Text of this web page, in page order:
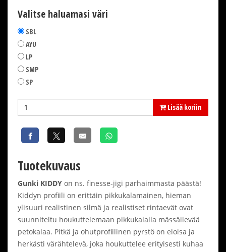
Valitse haluamasi väri
SBL
AYU
LP
SMP
SP
Lisää koriin
Tuotekuvaus
Gunki KIDDY on ns. finesse-jigi parhaimmasta päästä!
Kiddyn profiili on erittäin pikkukalamainen, hieman
ylisuuri realistinen silmä ja realistiset rintaevät ovat
suunniteltu houkuttelemaan pikkukalalla mässäilevää
petokalaa. Pitkä ja ohutprofiilinen pyrstö on eloisa ja
herkästi värähtelevä, joka houkuttelee erityisesti kuhaa